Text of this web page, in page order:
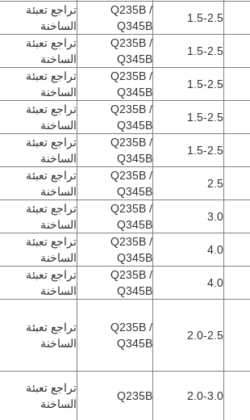
1.5-2.5
Q235B /
Q345B
تراجع تعبئة
الساخنة
1.5-2.5
Q235B /
Q345B
تراجع تعبئة
الساخنة
1.5-2.5
Q235B /
Q345B
تراجع تعبئة
الساخنة
1.5-2.5
Q235B /
Q345B
تراجع تعبئة
الساخنة
1.5-2.5
Q235B /
Q345B
تراجع تعبئة
الساخنة
2.5
Q235B /
Q345B
تراجع تعبئة
الساخنة
3.0
Q235B /
Q345B
تراجع تعبئة
الساخنة
4.0
Q235B /
Q345B
تراجع تعبئة
الساخنة
4.0
Q235B /
Q345B
تراجع تعبئة
الساخنة
2.0-2.5
Q235B /
Q345B
تراجع تعبئة
الساخنة
2.0-3.0
Q235B
تراجع تعبئة
الساخنة